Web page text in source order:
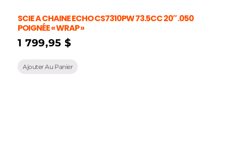
SCIE A CHAINE ECHO CS7310PW 73.5CC 20″ .050
POIGNÉE « WRAP »
1 799,95$
Ajouter Au Panier